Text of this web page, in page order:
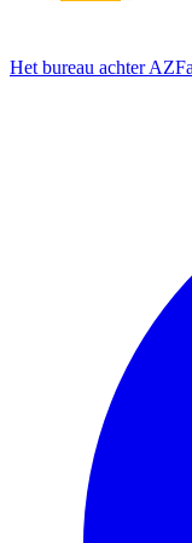
Het bureau achter